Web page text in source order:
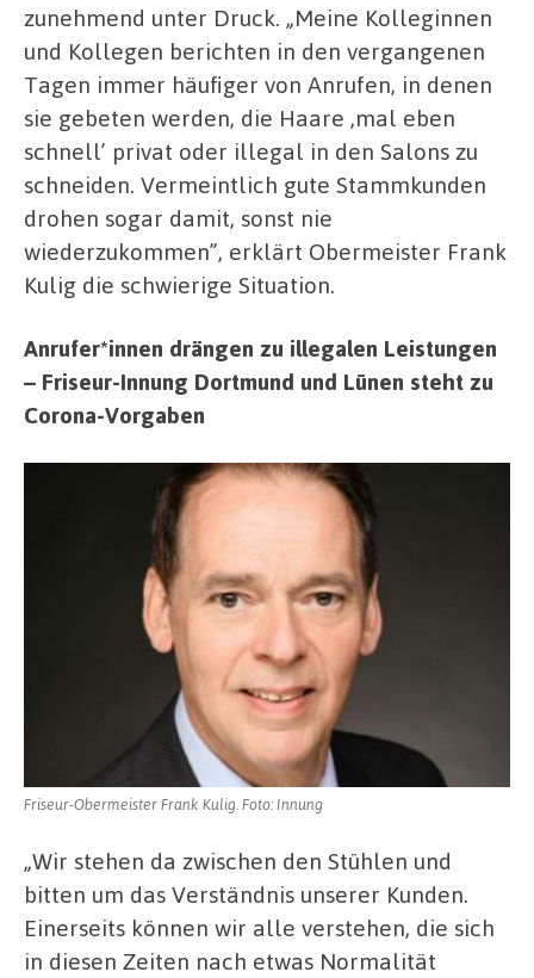
zunehmend unter Druck. „Meine Kolleginnen
und Kollegen berichten in den vergangenen
Tagen immer häufiger von Anrufen, in denen
sie gebeten werden, die Haare ‚mal eben
schnell’ privat oder illegal in den Salons zu
schneiden. Vermeintlich gute Stammkunden
drohen sogar damit, sonst nie
wiederzukommen”, erklärt Obermeister Frank
Kulig die schwierige Situation.
Anrufer*innen drängen zu illegalen Leistungen
– Friseur-Innung Dortmund und Lünen steht zu
Corona-Vorgaben
Friseur-Obermeister Frank Kulig. Foto: Innung
„Wir stehen da zwischen den Stühlen und
bitten um das Verständnis unserer Kunden.
Einerseits können wir alle verstehen, die sich
in diesen Zeiten nach etwas Normalität